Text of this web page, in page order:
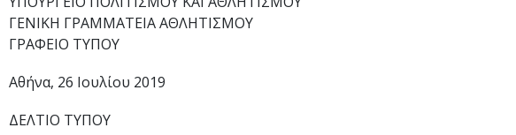
ΓΕΝΙΚΗ ΓΡΑΜΜΑΤΕΙΑ ΑΘΛΗΤΙΣΜΟΥ
ΓΡΑΦΕΙΟ ΤΥΠΟΥ
Αθήνα, 26 Ιουλίου 2019
ΔΕΛΤΙΟ ΤΥΠΟΥ